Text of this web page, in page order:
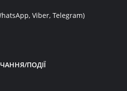
Viber, Telegram)
ПОДІЇ